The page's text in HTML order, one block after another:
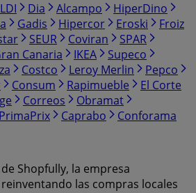
Dia Alcampo
HiperDino
Gadis Hipercor Eroski
Froiz
SEUR Coviran
SPAR
Canaria IKEA
Supeco
Costco Leroy Merlin
Pepco
Consum Rapimueble
El Corte
Correos
Obramat
PrimaPrix Caprabo Conforama
Shopfully, la empresa
las compras locales